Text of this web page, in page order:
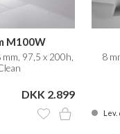
M100W
97,5 x 200h,
DKK 2.899
8
Lev.